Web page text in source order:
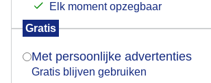
Elk moment opzegbaar
Gratis
Met persoonlijke advertenties
Gratis blijven gebruiken
Is goed, toon de